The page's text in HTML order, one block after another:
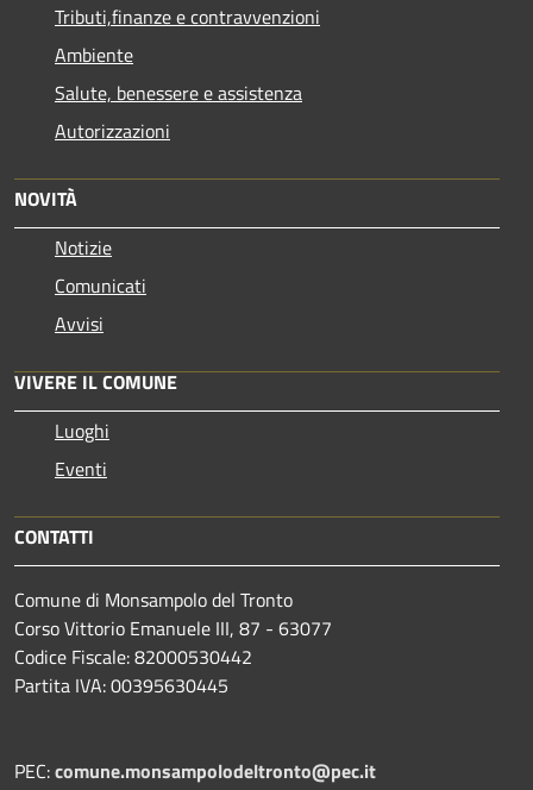
Tributi,finanze e contravvenzioni
Ambiente
Salute, benessere e assistenza
Autorizzazioni
NOVITÀ
Notizie
Comunicati
Avvisi
VIVERE IL COMUNE
Luoghi
Eventi
CONTATTI
Comune di Monsampolo del Tronto
Corso Vittorio Emanuele III, 87 - 63077
Codice Fiscale: 82000530442
Partita IVA: 00395630445
PEC:comune.monsampolodeltronto@pec.it